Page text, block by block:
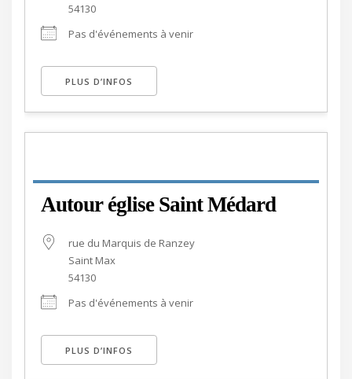
54130
Pas d'événements à venir
PLUS D’INFOS
Autour église Saint Médard
rue du Marquis de Ranzey
Saint Max
54130
Pas d'événements à venir
PLUS D’INFOS